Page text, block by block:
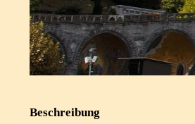
Beschreibung